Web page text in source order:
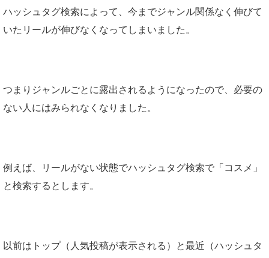
ハッシュタグ検索によって、今までジャンル関係なく伸びて
いたリールが伸びなくなってしまいました。
つまりジャンルごとに露出されるようになったので、必要の
ない人にはみられなくなりました。
例えば、リールがない状態でハッシュタグ検索で「コスメ」
と検索するとします。
以前はトップ（人気投稿が表示される）と最近（ハッシュタ